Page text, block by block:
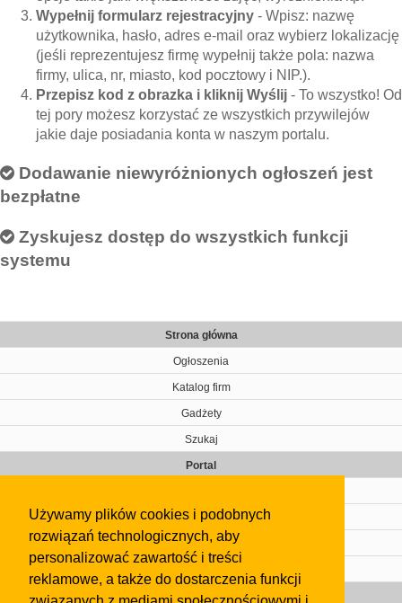
Używamy plików cookies i podobnych
rozwiązań technologicznych, aby
personalizować zawartość i treści
reklamowe, a także do dostarczenia funkcji
Wypełnij formularz rejestracyjny - Wpisz: nazwę
użytkownika, hasło, adres e-mail oraz wybierz lokalizację
(jeśli reprezentujesz firmę wypełnij także pola: nazwa
firmy, ulica, nr, miasto, kod pocztowy i NIP.).
Przepisz kod z obrazka i kliknij Wyślij - To wszystko! Od
tej pory możesz korzystać ze wszystkich przywilejów
jakie daje posiadania konta w naszym portalu.
Dodawanie niewyróżnionych ogłoszeń jest
bezpłatne
Zyskujesz dostęp do wszystkich funkcji
systemu
Strona główna
Ogłoszenia
Katalog firm
Gadżety
Szukaj
Portal
Kontakt
Regulamin
Gazeta